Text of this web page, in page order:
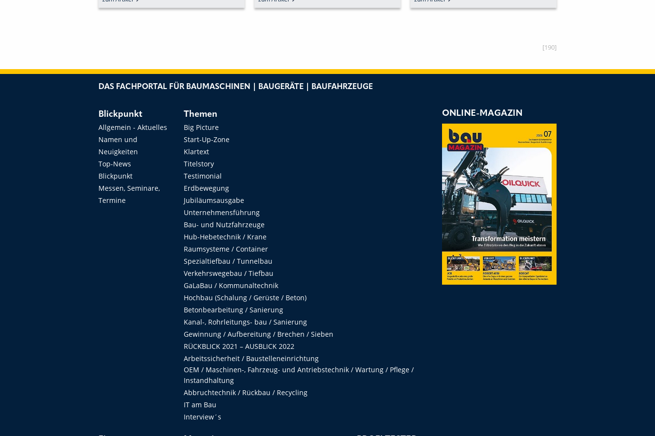
DIGITALEN HELFERN
BESSER
LÖSUNGEN
[190]
DAS FACHPORTAL FÜR BAUMASCHINEN | BAUGERÄTE | BAUFAHRZEUGE
Blickpunkt
Allgemein - Aktuelles
Namen und
Neuigkeiten
Top-News
Blickpunkt
Messen, Seminare,
Termine
Themen
Big Picture
Start-Up-Zone
Klartext
Titelstory
Testimonial
Erdbewegung
Jubiläumsausgabe
Unternehmensführung
Bau- und Nutzfahrzeuge
Hub-Hebetechnik / Krane
Raumsysteme / Container
Spezialtiefbau / Tunnelbau
Verkehrswegebau / Tiefbau
GaLaBau / Kommunaltechnik
Hochbau (Schalung / Gerüste / Beton)
Betonbearbeitung / Sanierung
Kanal-, Rohrleitungs- bau / Sanierung
Gewinnung / Aufbereitung / Brechen / Sieben
RÜCKBLICK 2021 – AUSBLICK 2022
Arbeitssicherheit / Baustelleneinrichtung
OEM / Maschinen-, Fahrzeug- und Antriebstechnik / Wartung / Pflege /
Instandhaltung
Abbruchtechnik / Rückbau / Recycling
IT am Bau
Interview´s
ONLINE-MAGAZIN